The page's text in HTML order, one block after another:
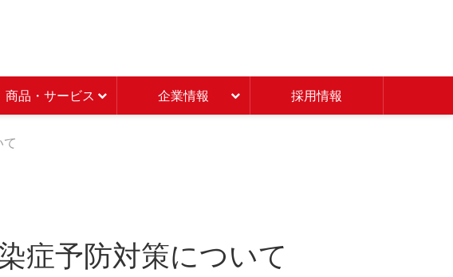
商品・サービス 企業情報 採用情報
て
症予防対策について